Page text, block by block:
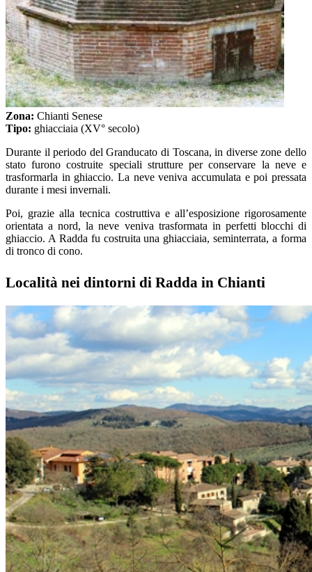
Zona: Chianti Senese
Tipo: ghiacciaia (XV° secolo)
Durante il periodo del Granducato di Toscana, in diverse zone dello
stato furono costruite speciali strutture per conservare la neve e
trasformarla in ghiaccio. La neve veniva accumulata e poi pressata
durante i mesi invernali.
Poi, grazie alla tecnica costruttiva e all’esposizione rigorosamente
orientata a nord, la neve veniva trasformata in perfetti blocchi di
ghiaccio. A Radda fu costruita una ghiacciaia, seminterrata, a forma
di tronco di cono.
Località nei dintorni di Radda in Chianti